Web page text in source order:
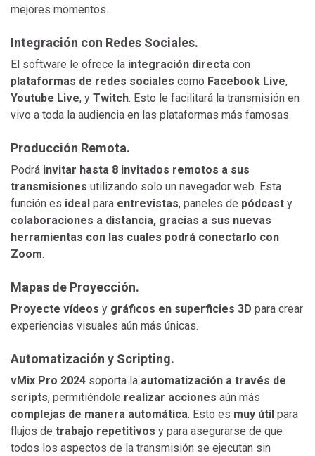
mejores momentos.
Integración con Redes Sociales.
El software le ofrece la integración directa con
plataformas de redes sociales como Facebook Live,
Youtube Live, y Twitch. Esto le facilitará la transmisión en
vivo a toda la audiencia en las plataformas más famosas.
Producción Remota.
Podrá invitar hasta 8 invitados remotos a sus
transmisiones utilizando solo un navegador web. Esta
función es ideal para entrevistas, paneles de pódcast y
colaboraciones a distancia, gracias a sus nuevas
herramientas con las cuales podrá conectarlo con
Zoom.
Mapas de Proyección.
Proyecte vídeos y gráficos en superficies 3D para crear
experiencias visuales aún más únicas.
Automatización y Scripting.
vMix Pro 2024 soporta la automatización a través de
scripts, permitiéndole realizar acciones aún más
complejas de manera automática. Esto es muy útil para
flujos de trabajo repetitivos y para asegurarse de que
todos los aspectos de la transmisión se ejecutan sin